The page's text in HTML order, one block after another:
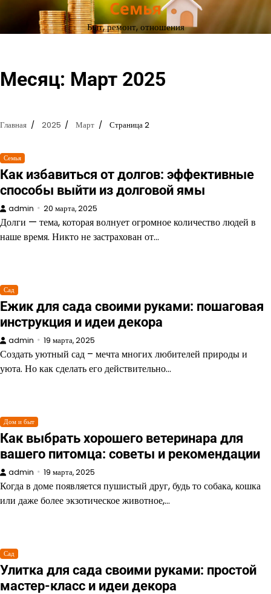
Перейти
содержимому
Семья
Быт, ремонт, отношения
Месяц: Март 2025
Главная 2025 Март Страница 2
Семья
Как избавиться от долгов: эффективные
способы выйти из долговой ямы
admin 20 марта, 2025
Долги — тема, которая волнует огромное количество людей в
наше время. Никто не застрахован от…
Сад
Ежик для сада своими руками: пошаговая
инструкция и идеи декора
admin 19 марта, 2025
Создать уютный сад – мечта многих любителей природы и
уюта. Но как сделать его действительно…
Дом и быт
Как выбрать хорошего ветеринара для
вашего питомца: советы и рекомендации
admin 19 марта, 2025
Когда в доме появляется пушистый друг, будь то собака, кошка
или даже более экзотическое животное,…
Сад
Улитка для сада своими руками: простой
мастер-класс и идеи декора